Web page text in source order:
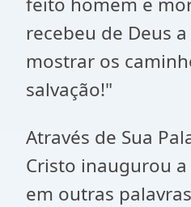
recebeu de Deus
mostrar os
salvação!"
Através de Sua
Cristo inaugurou
em outras